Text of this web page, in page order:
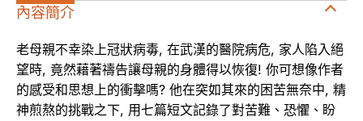
內容簡介
老母親不幸染上冠狀病毒, 在武漢的醫院病危, 家人陷入絕
望時, 竟然藉著禱告讓母親的身體得以恢復! 你可想像作者
的感受和思想上的衝擊嗎? 他在突如其來的困苦無奈中, 精
神煎熬的挑戰之下, 用七篇短文記錄了對苦難、恐懼、盼